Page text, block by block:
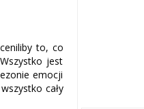
to, co
jest
emocji
cały